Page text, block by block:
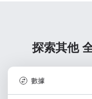
探索其他
數據